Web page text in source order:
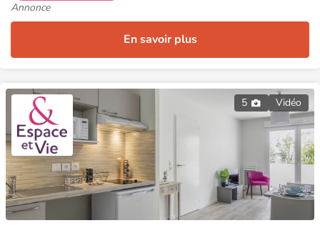
Annonce
En savoir plus
5 Vidéo